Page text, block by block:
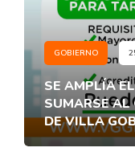
GOBIERNO
SE AMPLÍA
SUMARSE AL
DE VILLA